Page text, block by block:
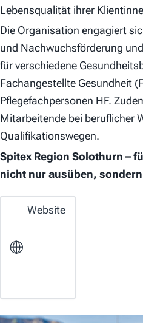
Lebensqualität ihrer
Die Organisation engagiert
und Nachwuchsförderung
für verschiedene
Fachangestellte Gesundheit
Pflegefachpersonen HF.
Mitarbeitende bei beruflicher
Qualifikationswegen.
Spitex Region Solothurn –
nicht nur ausüben,
Website